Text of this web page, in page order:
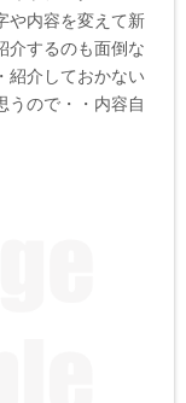
や内容を変えて新
介するのも面倒な
紹介しておかない
うので・・内容自